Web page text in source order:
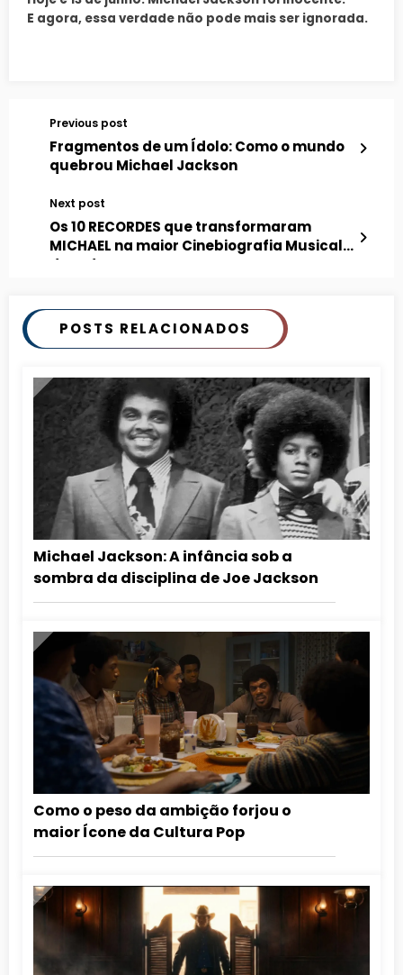
E agora, essa verdade não pode mais ser ignorada.
Previous post
Fragmentos de um Ídolo: Como o mundo
quebrou Michael Jackson
Next post
Os 10 RECORDES que transformaram
MICHAEL na maior Cinebiografia Musical
de todos os tempos
POSTS RELACIONADOS
Michael Jackson: A infância sob a
sombra da disciplina de Joe Jackson
Como o peso da ambição forjou o
maior Ícone da Cultura Pop